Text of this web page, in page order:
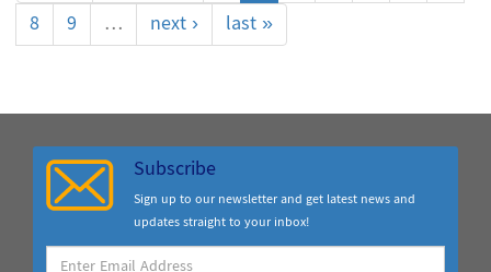
8
9 … next › last »
Subscribe
Sign up to our newsletter and get latest news and
updates straight to your inbox!